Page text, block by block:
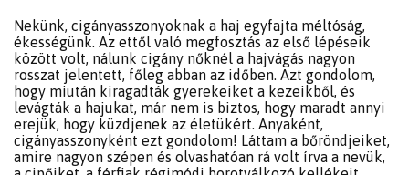
Nekünk, cigányasszonyoknak a haj egyfajta méltóság,
ékességünk. Az ettől való megfosztás az első lépéseik
között volt, nálunk cigány nőknél a hajvágás nagyon
rosszat jelentett, főleg abban az időben. Azt gondolom,
hogy miután kiragadták gyerekeiket a kezeikből, és
levágták a hajukat, már nem is biztos, hogy maradt annyi
erejük, hogy küzdjenek az életükért. Anyaként,
cigányasszonyként ezt gondolom! Láttam a bőröndjeiket,
amire nagyon szépen és olvashatóan rá volt írva a nevük,